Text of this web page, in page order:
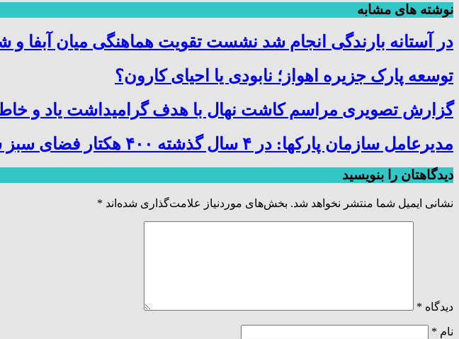
نوشته های مشابه
در آستانه بارندگی‌ انجام شد نشست تقویت هماهنگی میان آبفا و
توسعه پارک جزیره اهواز؛ نابودی یا احیای کارون؟
گزارش تصویری مراسم کاشت نهال با هدف گرامیداشت یاد و
مدیرعامل سازمان پارکها: در ۴ سال گذشته ۴۰۰ هکتار فضای سبز شهر را توسعه دادیم
دیدگاهتان را بنویسید
نشانی ایمیل شما منتشر نخواهد شد. بخش‌های موردنیاز علامت‌گذاری شده‌اند *
دیدگاه *
نام *